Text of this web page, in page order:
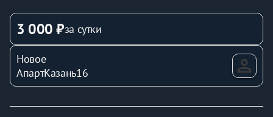
- Татнефть Арена
- Сквер Стамбул, Молодежный сквер
- Бульвар Белые Цветы, Фестивальный Бульвар
- также огромное количество кафе, ресторанов и
другие заведения
3 000 ₽за сутки
Новое
АпартКазань16